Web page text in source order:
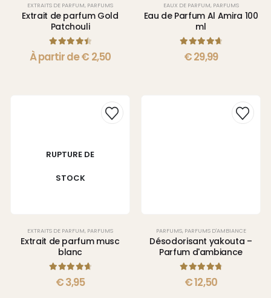
EXTRAITS DE PARFUM, PARFUMS
Extrait de parfum Gold
Patchouli
4.60 sur 5
À partir de€ 2,50
EAUX DE PARFUM, PARFUMS
Eau de Parfum Al Amira 100
ml
4.80sur 5
€29,99
RUPTURE DE
STOCK
EXTRAITS DE PARFUM, PARFUMS
Extrait de parfum musc
blanc
4.75sur 5
€3,95
PARFUMS, PARFUMS D'AMBIANCE
Désodorisant yakouta –
Parfum d'ambiance
4.83sur 5
€12,50